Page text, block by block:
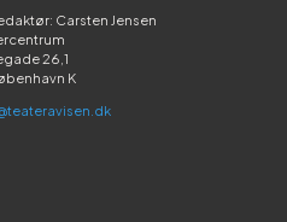
Carsten Jensen
26,1
K